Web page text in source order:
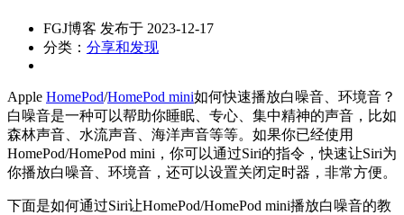
FGJ博客 发布于 2023-12-17
分类： 分享和发现
Apple HomePod/HomePod mini如何快速播放白噪音、环境音？
白噪音是一种可以帮助你睡眠、专心、集中精神的声音，比如
森林声音、水流声音、海洋声音等等。如果你已经使用
HomePod/HomePod mini，你可以通过Siri的指令，快速让Siri为
你播放白噪音、环境音，还可以设置关闭定时器，非常方便。
下面是如何通过Siri让HomePod/HomePod mini播放白噪音的教